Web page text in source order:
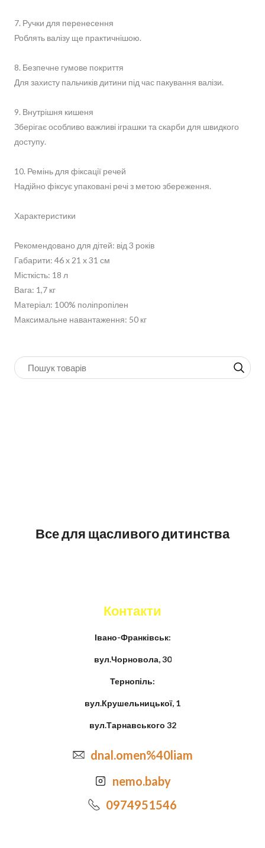
7. Ручки для перенесення
Роблять валізу ще практичнішою.
8. Безпечне гумове покриття
Для захисту пальчиків дитини під час пакування валізи.
9. Внутрішня кишеня
Зберігає особливо важливі іграшки та скарби для швидкого
доступу.
10. Ремінь для фіксації речей
Надійно фіксує упаковані речі з метою збереження.
Характеристики
Рекомендовано для дітей: від 3 років
Габарити: 46 x 21 x 31 см
Місткість: 18 л
Вага: 1,7 кг
Матеріал: 100% поліпропілен
Максимальне навантаження: 50 кг
Все для щасливого дитинства
Контакти
Івано-Франківськ:
вул.Чорновола, 30
Тернопіль:
вул.Крушельницької, 1
вул.Тарнавського 32
dnal.omen%40liam
nemo.baby
0974951546